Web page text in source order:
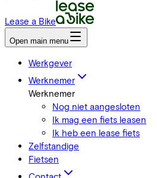
Lease a Bike
Open main menu
Werkgever
Werknemer
Werknemer
Nog niet aangesloten
Ik mag een fiets leasen
Ik heb een lease fiets
Zelfstandige
Fietsen